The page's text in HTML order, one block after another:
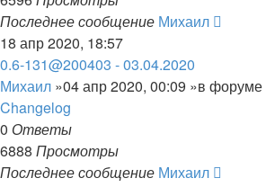
Последнее сообщение Михаил
18 апр 2020, 18:57
0.6-131@200403 - 03.04.2020
Михаил »04 апр 2020, 00:09 »в форуме
Changelog
0 Ответы
6888 Просмотры
Последнее сообщение Михаил